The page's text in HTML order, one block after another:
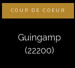
COUP DE COEUR
Guingamp
(22200)